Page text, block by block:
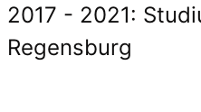
2017 - 2021:
Regensburg